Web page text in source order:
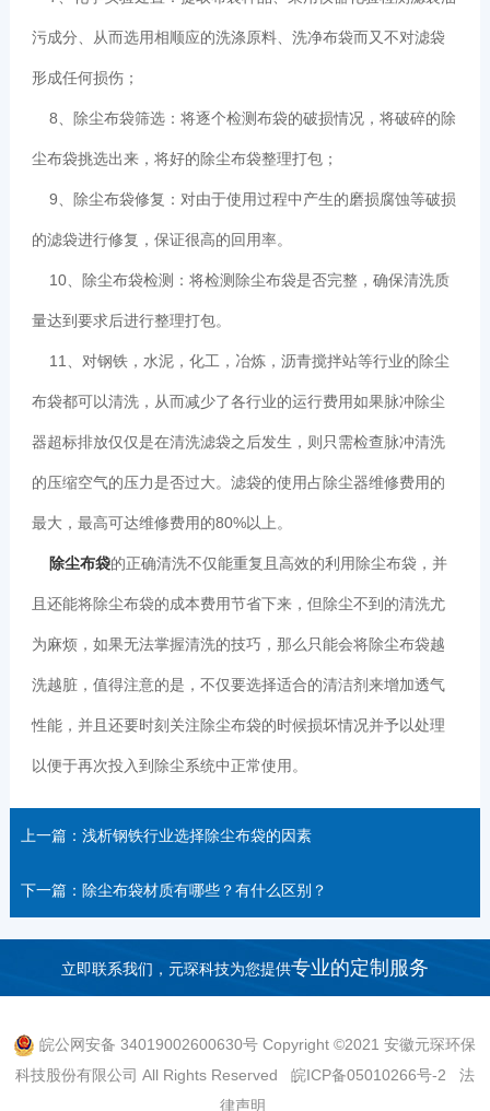
污成分、从而选用相顺应的洗涤原料、洗净布袋而又不对滤袋
形成任何损伤；
8、除尘布袋筛选：将逐个检测布袋的破损情况，将破碎的除
尘布袋挑选出来，将好的除尘布袋整理打包；
9、除尘布袋修复：对由于使用过程中产生的磨损腐蚀等破损
的滤袋进行修复，保证很高的回用率。
10、除尘布袋检测：将检测除尘布袋是否完整，确保清洗质
量达到要求后进行整理打包。
11、对钢铁，水泥，化工，冶炼，沥青搅拌站等行业的除尘
布袋都可以清洗，从而减少了各行业的运行费用如果脉冲除尘
器超标排放仅仅是在清洗滤袋之后发生，则只需检查脉冲清洗
的压缩空气的压力是否过大。滤袋的使用占除尘器维修费用的
最大，最高可达维修费用的80%以上。
除尘布袋的正确清洗不仅能重复且高效的利用除尘布袋，并
且还能将除尘布袋的成本费用节省下来，但除尘不到的清洗尤
为麻烦，如果无法掌握清洗的技巧，那么只能会将除尘布袋越
洗越脏，值得注意的是，不仅要选择适合的清洁剂来增加透气
性能，并且还要时刻关注除尘布袋的时候损坏情况并予以处理
以便于再次投入到除尘系统中正常使用。
上一篇：浅析钢铁行业选择除尘布袋的因素
下一篇：除尘布袋材质有哪些？有什么区别？
立即联系我们，元琛科技为您提供专业的定制服务
皖公网安备 34019002600630号 Copyright ©2021 安徽元琛环保
科技股份有限公司 All Rights Reserved 皖ICP备05010266号-2
法
律声明